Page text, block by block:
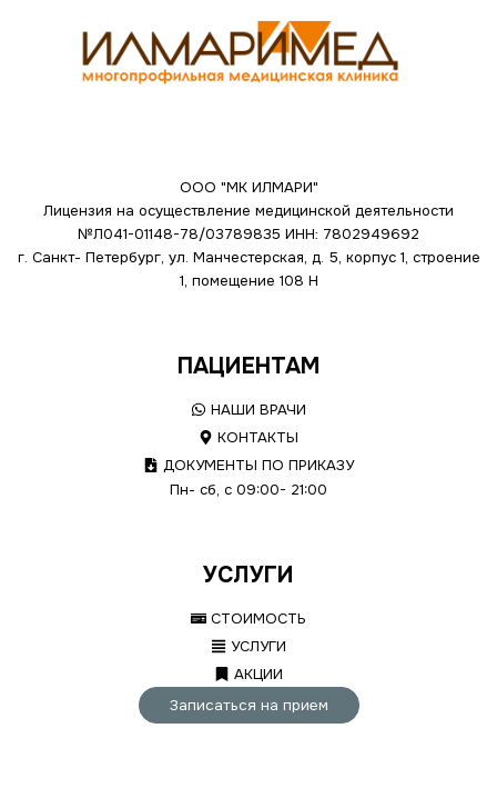
ООО "МК ИЛМАРИ"
Лицензия на осуществление медицинской деятельности
№Л041-01148-78/03789835 ИНН: 7802949692
г. Санкт- Петербург, ул. Манчестерская, д. 5, корпус 1, строение
1, помещение 108 Н
ПАЦИЕНТАМ
НАШИ ВРАЧИ
КОНТАКТЫ
ДОКУМЕНТЫ ПО ПРИКАЗУ
Пн- сб, с 09:00- 21:00
УСЛУГИ
СТОИМОСТЬ
УСЛУГИ
АКЦИИ
Записаться на прием